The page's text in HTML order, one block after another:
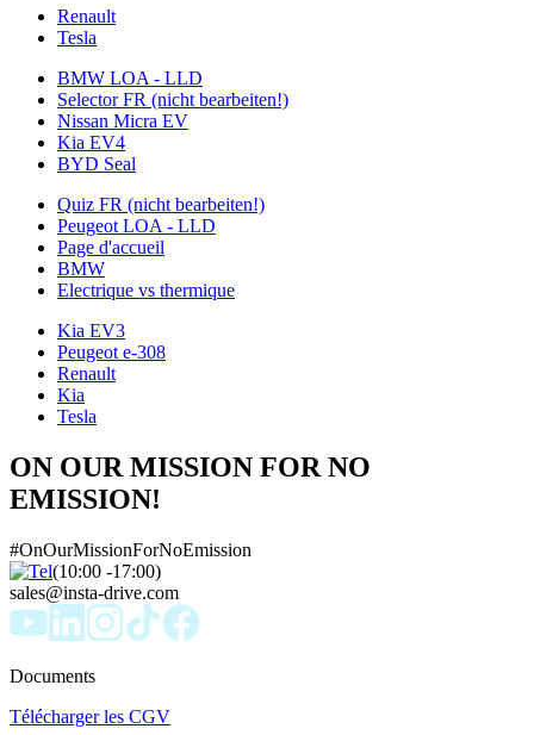
Renault
Tesla
BMW LOA - LLD
Selector FR (nicht bearbeiten!)
Nissan Micra EV
Kia EV4
BYD Seal
Quiz FR (nicht bearbeiten!)
Peugeot LOA - LLD
Page d'accueil
BMW
Electrique vs thermique
Kia EV3
Peugeot e-308
Renault
Kia
Tesla
ON OUR MISSION FOR NO
EMISSION!
#OnOurMissionForNoEmission
(10:00 -17:00)
sales@insta-drive.com
Documents
Télécharger les CGV